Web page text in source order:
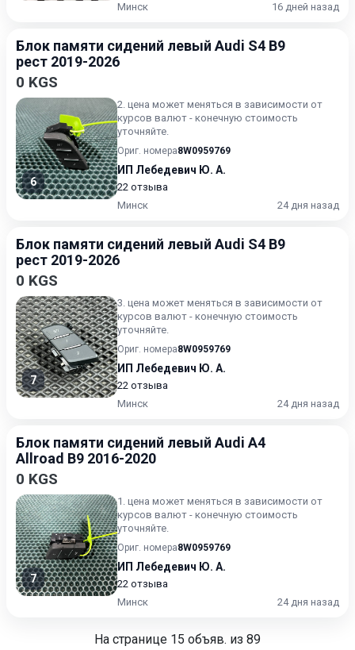
Минск
16 дней назад
Блок памяти сидений левый Audi S4 B9
рест 2019-2026
0 KGS
6
2. цена может меняться в зависимости от
курсов валют - конечную стоимость
уточняйте.
Ориг. номера8W0959769
ИП Лебедевич Ю. А.
22 отзыва
Минск
24 дня назад
Блок памяти сидений левый Audi S4 B9
рест 2019-2026
0 KGS
7
3. цена может меняться в зависимости от
курсов валют - конечную стоимость
уточняйте.
Ориг. номера8W0959769
ИП Лебедевич Ю. А.
22 отзыва
Минск
24 дня назад
Блок памяти сидений левый Audi A4
Allroad B9 2016-2020
0 KGS
7
1. цена может меняться в зависимости от
курсов валют - конечную стоимость
уточняйте.
Ориг. номера8W0959769
ИП Лебедевич Ю. А.
22 отзыва
Минск
24 дня назад
На странице 15 объяв. из 89